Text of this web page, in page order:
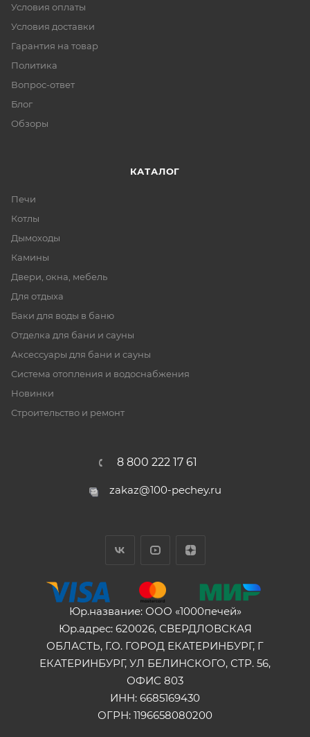
Условия оплаты
Условия доставки
Гарантия на товар
Политика
Вопрос-ответ
Блог
Обзоры
КАТАЛОГ
Печи
Котлы
Дымоходы
Камины
Двери, окна, мебель
Для отдыха
Баки для воды в баню
Отделка для бани и сауны
Аксессуары для бани и сауны
Система отопления и водоснабжения
Новинки
Строительство и ремонт
8 800 222 17 61
zakaz@100-pechey.ru
Юр.название: ООО «1000печей»
Юр.адрес: 620026, СВЕРДЛОВСКАЯ
ОБЛАСТЬ, Г.О. ГОРОД ЕКАТЕРИНБУРГ, Г
ЕКАТЕРИНБУРГ, УЛ БЕЛИНСКОГО, СТР. 56,
ОФИС 803
ИНН: 6685169430
ОГРН: 1196658080200